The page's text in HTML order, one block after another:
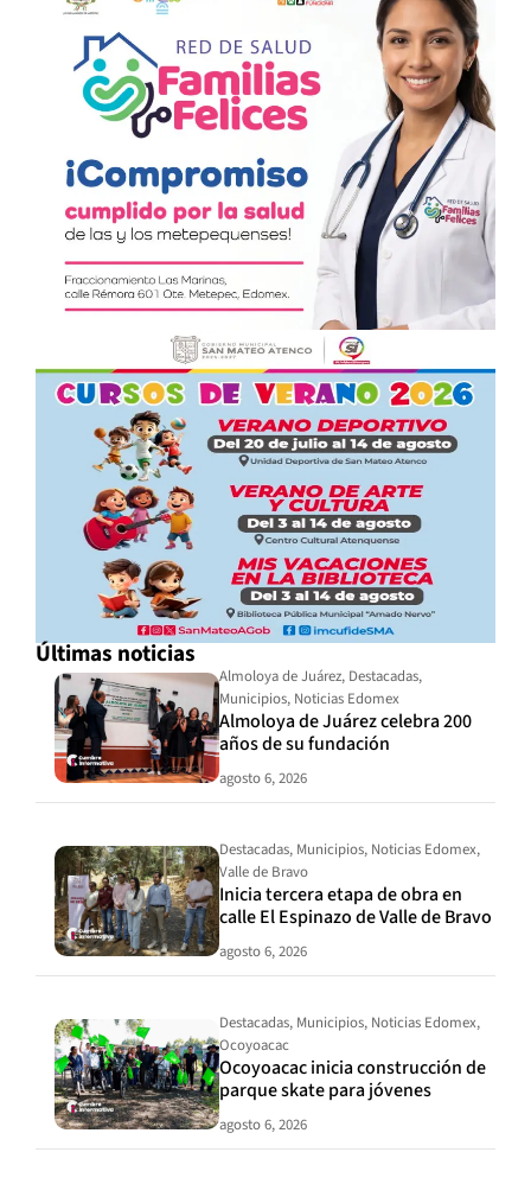
Últimas noticias
Almoloya de Juárez, Destacadas,
Municipios, Noticias Edomex
Almoloya de Juárez celebra 200
años de su fundación
agosto 6, 2026
Destacadas, Municipios, Noticias Edomex,
Valle de Bravo
Inicia tercera etapa de obra en
calle El Espinazo de Valle de Bravo
agosto 6, 2026
Destacadas, Municipios, Noticias Edomex,
Ocoyoacac
Ocoyoacac inicia construcción de
parque skate para jóvenes
agosto 6, 2026